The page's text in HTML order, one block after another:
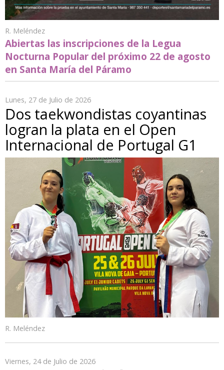
R. Meléndez
Abiertas las inscripciones de la Legua
Nocturna Popular del próximo 22 de agosto
en Santa María del Páramo
Lunes, 27 de Julio de 2026
Dos taekwondistas coyantinas
logran la plata en el Open
Internacional de Portugal G1
R. Meléndez
Viernes, 24 de Julio de 2026